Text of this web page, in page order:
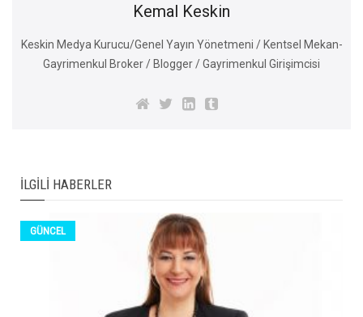
Kemal Keskin
Keskin Medya Kurucu/Genel Yayın Yönetmeni / Kentsel Mekan-
Gayrimenkul Broker / Blogger / Gayrimenkul Girişimcisi
İLGILI HABERLER
GÜNCEL